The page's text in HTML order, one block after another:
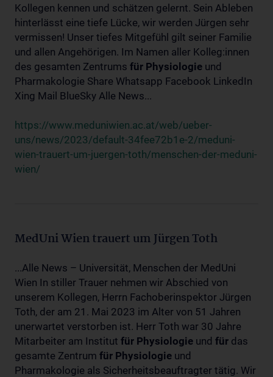
Kollegen kennen und schätzen gelernt. Sein Ableben
hinterlässt eine tiefe Lücke, wir werden Jürgen sehr
vermissen! Unser tiefes Mitgefühl gilt seiner Familie
und allen Angehörigen. Im Namen aller Kolleg:innen
des gesamten Zentrums für Physiologie und
Pharmakologie Share Whatsapp Facebook LinkedIn
Xing Mail BlueSky Alle News...
https://www.meduniwien.ac.at/web/ueber-
uns/news/2023/default-34fee72b1e-2/meduni-
wien-trauert-um-juergen-toth/menschen-der-meduni-
wien/
MedUni Wien trauert um Jürgen Toth
...Alle News – Universität, Menschen der MedUni
Wien In stiller Trauer nehmen wir Abschied von
unserem Kollegen, Herrn Fachoberinspektor Jürgen
Toth, der am 21. Mai 2023 im Alter von 51 Jahren
unerwartet verstorben ist. Herr Toth war 30 Jahre
Mitarbeiter am Institut für Physiologie und für das
gesamte Zentrum für Physiologie und
Pharmakologie als Sicherheitsbeauftragter tätig. Wir